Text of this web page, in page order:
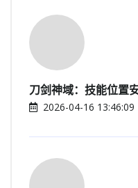
刀剑神域：技能位置
2026-04-16 13:46:09